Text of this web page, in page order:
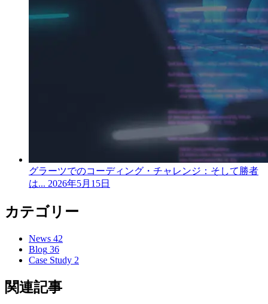
グラーツでのコーディング・チャレンジ：そして勝者
は... 2026年5月15日
カテゴリー
News 42
Blog 36
Case Study 2
関連記事